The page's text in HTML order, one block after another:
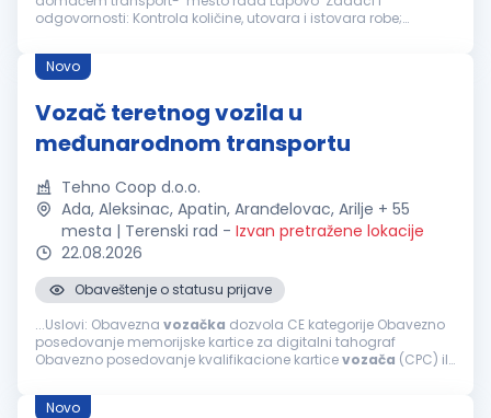
odgovornosti: Kontrola količine, utovara i istovara robe;
propisima i pravilima definisanim...
Novo
Vozač teretnog vozila u
međunarodnom transportu
Tehno Coop d.o.o.
Ada, Aleksinac, Apatin, Aranđelovac, Arilje + 55
mesta | Terenski rad - Izvan pretražene lokacije
22.08.2026
Obaveštenje o statusu prijave
...Uslovi: Obavezna vozačka dozvola CE kategorije Obavezno
posedovanje memorijske kartice za digitalni tahograf
Obavezno posedovanje kvalifikacione karticevozača (CPC) ili
transportu...
Novo